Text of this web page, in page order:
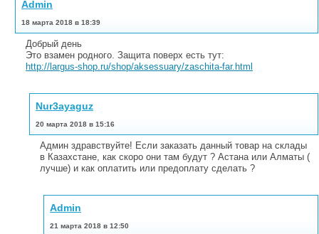
Admin
18 марта 2018 в 18:39
Добрый день
Это взамен родного. Защита поверх есть тут:
http://largus-shop.ru/shop/aksessuary/zaschita-far.html
Nur3ayaguz
20 марта 2018 в 15:16
Админ здравствуйте! Если заказать данный товар на склады
в Казахстане, как скоро они там будут ? Астана или Алматы (
лучше) и как оплатить или предоплату сделать ?
Admin
21 марта 2018 в 12:50